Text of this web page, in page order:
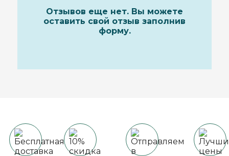
Отзывов еще нет. Вы можете
оставить свой отзыв заполнив
форму.